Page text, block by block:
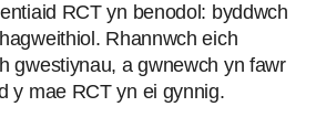
RCT yn benodol: byddwch
Rhannwch eich
gwestiynau, a gwnewch yn fawr
y mae RCT yn ei gynnig.